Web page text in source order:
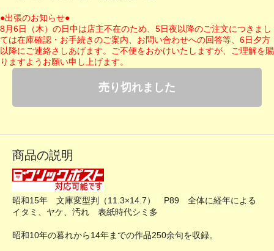
●出張のお知らせ●
8月6日（木）の日中は店主不在のため、5日夜以降のご注文につきまし
ては在庫確認・お手続きのご案内、お問い合わせへの回答等、6日夕方
以降にご連絡さしあげます。ご不便をおかけいたしますが、ご理解を賜
りますようお願い申し上げます。
売り切れました
商品の説明
昭和15年 文庫変型判（11.3×14.7） P89 全体に経年による
イタミ、ヤケ、汚れ 表紙時代シミ多
昭和10年の暮れから14年までの作品250余句を収録。